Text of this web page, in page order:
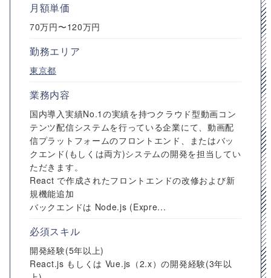
月額単価
70万円〜120万円
勤務エリア
東京都
業務内容
国内導入実績No.1の実績を持つクラウド型動画コン
テンツ配信システムを行っている企業にて、動画配
信プラットフォームのフロントエンド、またはバッ
クエンド(もしくは両方)システムの開発を担当してい
ただきます。
React で作成されたフロントエンドの改修および新
規機能追加
バックエンドは Node.js (Expre...
必須スキル
開発経験(5年以上)
React.js もしくは Vue.js（2.x）の開発経験(3年以